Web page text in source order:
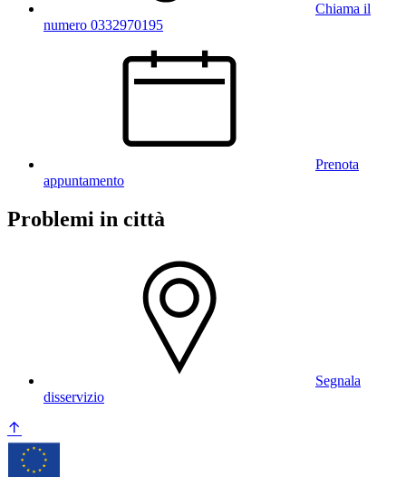
Chiama il
numero 0332970195
Prenota
appuntamento
Problemi in città
Segnala
disservizio